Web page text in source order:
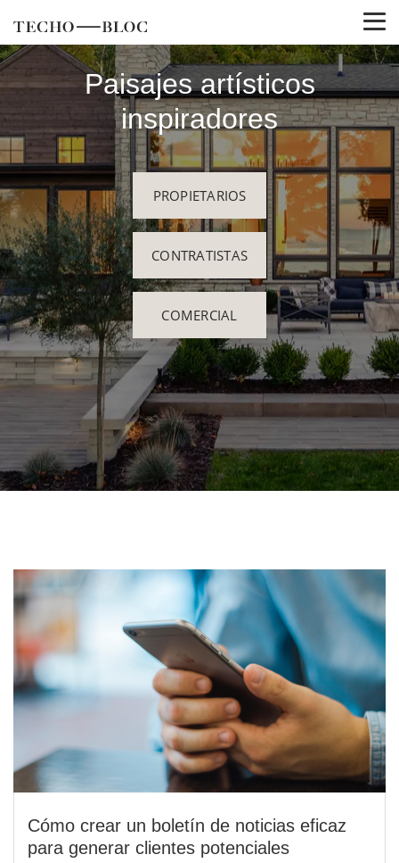
Paisajes artísticos
inspiradores
PROPIETARIOS
CONTRATISTAS
COMERCIAL
Cómo crear un boletín de noticias eficaz
para generar clientes potenciales